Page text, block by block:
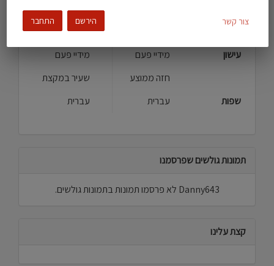
סטרייט\ית
שחום בהיר
עישון
מידיי פעם
מידיי פעם
חזה ממוצע
שעיר במקצת
שפות
עברית עברית
תמונות גולשים שפרסמנו
Danny643 לא פרסמו תמונות בתמונות גולשים.
קצת עלינו
הירשם התחבר צור קשר